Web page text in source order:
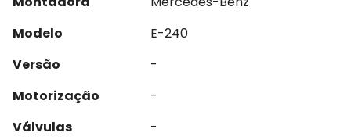
Modelo
E-240
Versão
-
Motorização
-
Válvulas
-